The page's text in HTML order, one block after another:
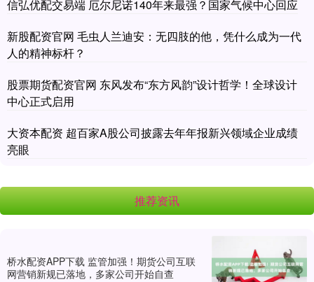
信弘优配交易端 厄尔尼诺140年来最强？国家气候中心回应
新股配资官网 毛虫人兰迪安：无四肢的他，凭什么成为一代
人的精神标杆？
股票期货配资官网 东风发布“东方风韵”设计哲学！全球设计
中心正式启用
大资本配资 超百家A股公司披露去年年报新兴领域企业成绩
亮眼
推荐资讯
桥水配资APP下载 监管加强！期货公司互联
网营销新规已落地，多家公司开始自查